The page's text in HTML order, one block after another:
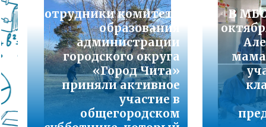
дошкольного образования и тел 32-41-13
Подробнее...
Сотрудники комитета
образования
администрации
городского округа
«Город Чита»
приняли активное
участие в
общегородском
В
мама